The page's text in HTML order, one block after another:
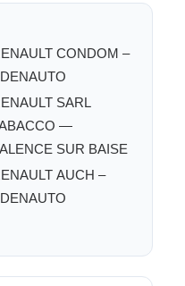
CONDOM –
SARL
—
SUR BAISE
AUCH –